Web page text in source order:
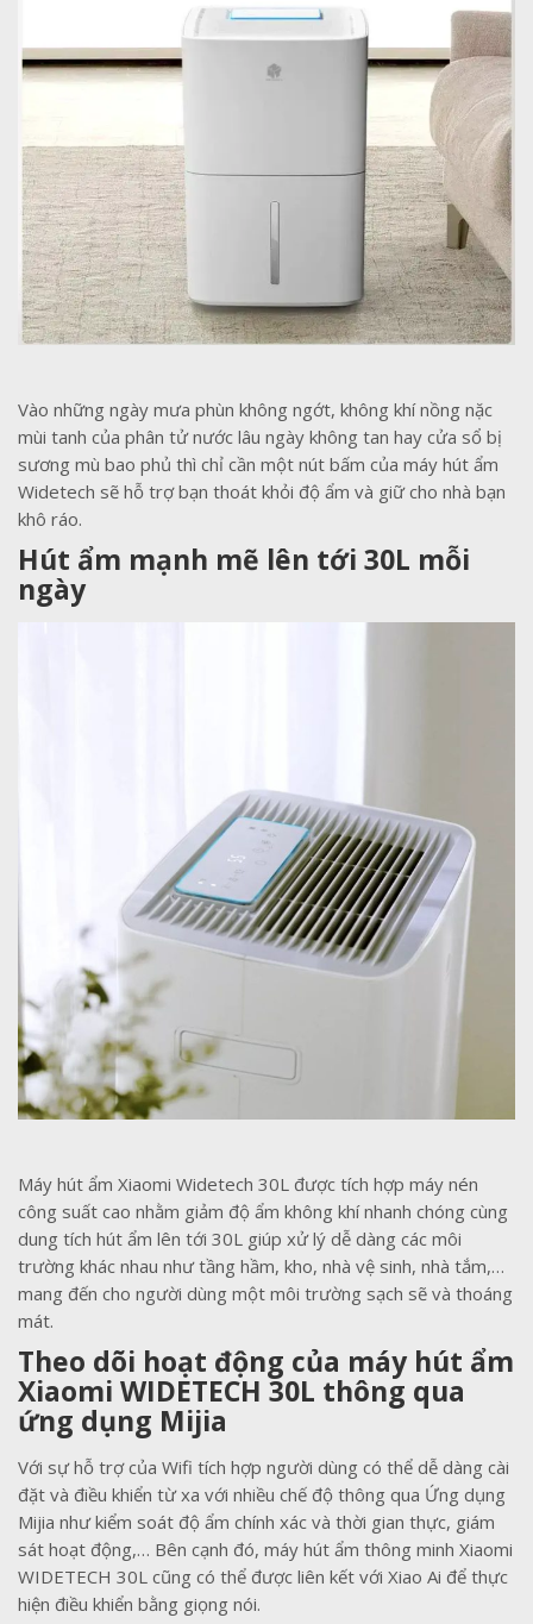
Vào những ngày mưa phùn không ngớt, không khí nồng nặc
mùi tanh của phân tử nước lâu ngày không tan hay cửa sổ bị
sương mù bao phủ thì chỉ cần một nút bấm của máy hút ẩm
Widetech sẽ hỗ trợ bạn thoát khỏi độ ẩm và giữ cho nhà bạn
khô ráo.
Hút ẩm mạnh mẽ lên tới 30L mỗi
ngày
Máy hút ẩm Xiaomi Widetech 30L được tích hợp máy nén
công suất cao nhằm giảm độ ẩm không khí nhanh chóng cùng
dung tích hút ẩm lên tới 30L giúp xử lý dễ dàng các môi
trường khác nhau như tầng hầm, kho, nhà vệ sinh, nhà tắm,…
mang đến cho người dùng một môi trường sạch sẽ và thoáng
mát.
Theo dõi hoạt động của máy hút ẩm
Xiaomi WIDETECH 30L thông qua
ứng dụng Mijia
Với sự hỗ trợ của Wifi tích hợp người dùng có thể dễ dàng cài
đặt và điều khiển từ xa với nhiều chế độ thông qua Ứng dụng
Mijia như kiểm soát độ ẩm chính xác và thời gian thực, giám
sát hoạt động,… Bên cạnh đó, máy hút ẩm thông minh Xiaomi
WIDETECH 30L cũng có thể được liên kết với Xiao Ai để thực
hiện điều khiển bằng giọng nói.